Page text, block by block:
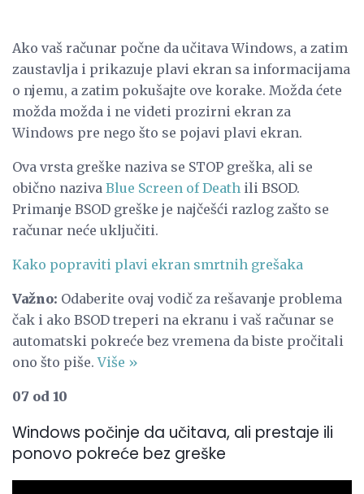
Ako vaš računar počne da učitava Windows, a zatim
zaustavlja i prikazuje plavi ekran sa informacijama
o njemu, a zatim pokušajte ove korake. Možda ćete
možda možda i ne videti prozirni ekran za
Windows pre nego što se pojavi plavi ekran.
Ova vrsta greške naziva se STOP greška, ali se
obično naziva Blue Screen of Death ili BSOD.
Primanje BSOD greške je najčešći razlog zašto se
računar neće uključiti.
Kako popraviti plavi ekran smrtnih grešaka
Važno: Odaberite ovaj vodič za rešavanje problema
čak i ako BSOD treperi na ekranu i vaš računar se
automatski pokreće bez vremena da biste pročitali
ono što piše.Više »
07 od 10
Windows počinje da učitava, ali prestaje ili
ponovo pokreće bez greške